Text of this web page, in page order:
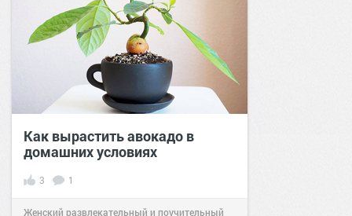
Как вырастить авокадо в
домашних условиях
3 1
Женский развлекательный и поучительный